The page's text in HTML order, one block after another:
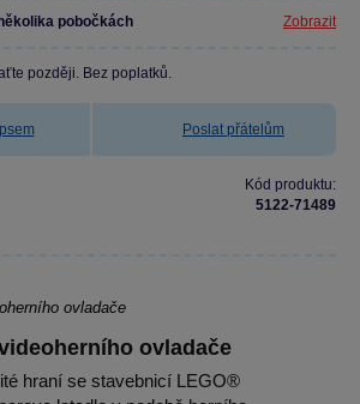
pobočkách Zobrazit
později. Bez poplatků.
Poslat přátelům
Kód produktu:
5122-71489
ovladače
hraní se stavebnicí LEGO®